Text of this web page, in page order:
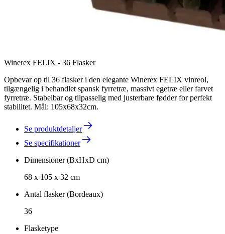
Winerex FELIX - 36 Flasker
Opbevar op til 36 flasker i den elegante Winerex FELIX vinreol,
tilgængelig i behandlet spansk fyrretræ, massivt egetræ eller farvet
fyrretræ. Stabelbar og tilpasselig med justerbare fødder for perfekt
stabilitet. Mål: 105x68x32cm.
Se produktdetaljer
Se specifikationer
Dimensioner (BxHxD cm)
68 x 105 x 32 cm
Antal flasker (Bordeaux)
36
Flasketype